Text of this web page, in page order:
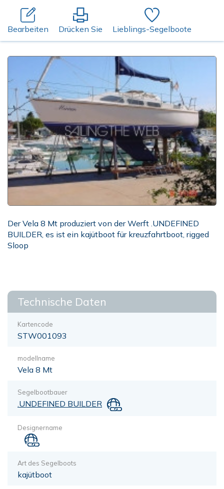
Bearbeiten Drücken Sie Lieblings-Segelboote
Der Vela 8 Mt produziert von der Werft .UNDEFINED
BUILDER, es ist ein kajütboot für kreuzfahrtboot, rigged
Sloop
Technische Daten
Kartencode
STW001093
modellname
Vela 8 Mt
Segelbootbauer
.UNDEFINED BUILDER
Designername
Art des Segelboots
kajütboot